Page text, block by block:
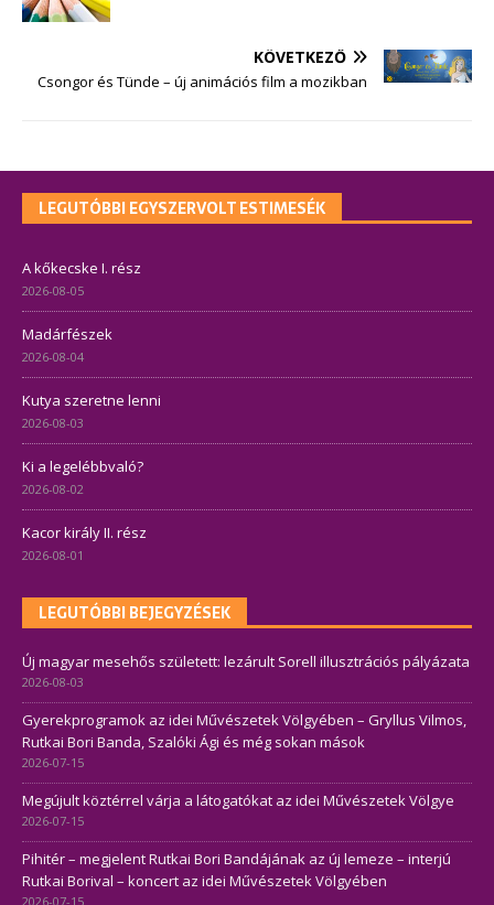
KÖVETKEZŐ
Csongor és Tünde – új animációs film a mozikban
LEGUTÓBBI EGYSZERVOLT ESTIMESÉK
A kőkecske I. rész
2026-08-05
Madárfészek
2026-08-04
Kutya szeretne lenni
2026-08-03
Ki a legelébbvaló?
2026-08-02
Kacor király II. rész
2026-08-01
LEGUTÓBBI BEJEGYZÉSEK
Új magyar mesehős született: lezárult Sorell illusztrációs pályázata
2026-08-03
Gyerekprogramok az idei Művészetek Völgyében – Gryllus Vilmos,
Rutkai Bori Banda, Szalóki Ági és még sokan mások
2026-07-15
Megújult köztérrel várja a látogatókat az idei Művészetek Völgye
2026-07-15
Pihitér – megjelent Rutkai Bori Bandájának az új lemeze – interjú
Rutkai Borival – koncert az idei Művészetek Völgyében
2026-07-15